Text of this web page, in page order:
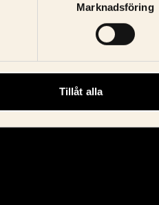
Marknadsföring
Tillåt alla